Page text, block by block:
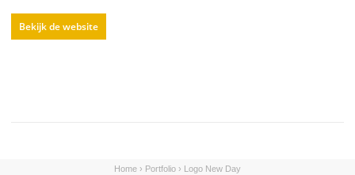
Bekijk de website
Home › Portfolio › Logo New Day